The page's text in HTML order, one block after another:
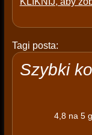
Tagi posta:
Szybki
4,8 na 5